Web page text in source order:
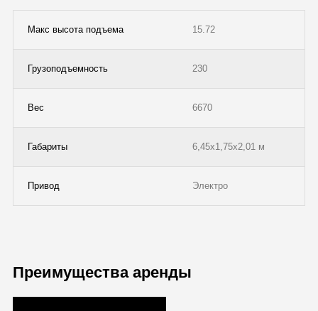
Макс высота подъема 15.72
Грузоподъемность 230
Вес 6670
Габариты 6,45х1,75х2,01 м
Привод Электро
Преимущества аренды